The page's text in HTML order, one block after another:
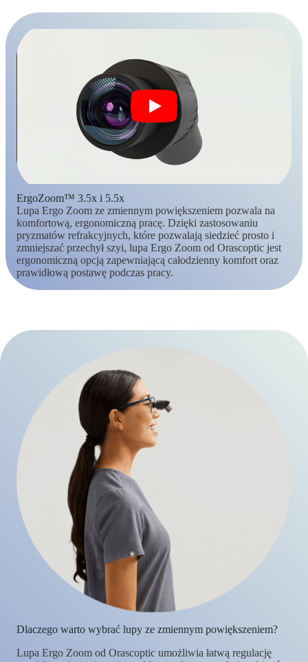
ErgoZoom™ 3.5x i 5.5x
Lupa Ergo Zoom ze zmiennym powiększeniem pozwala na
komfortową, ergonomiczną pracę. Dzięki zastosowaniu
pryzmatów refrakcyjnych, które pozwalają siedzieć prosto i
zmniejszać przechył szyi, lupa Ergo Zoom od Orascoptic jest
ergonomiczną opcją zapewniającą całodzienny komfort oraz
prawidłową postawę podczas pracy.
Dlaczego warto wybrać lupy ze zmiennym powiększeniem?
Lupa Ergo Zoom od Orascoptic umożliwia łatwą regulację